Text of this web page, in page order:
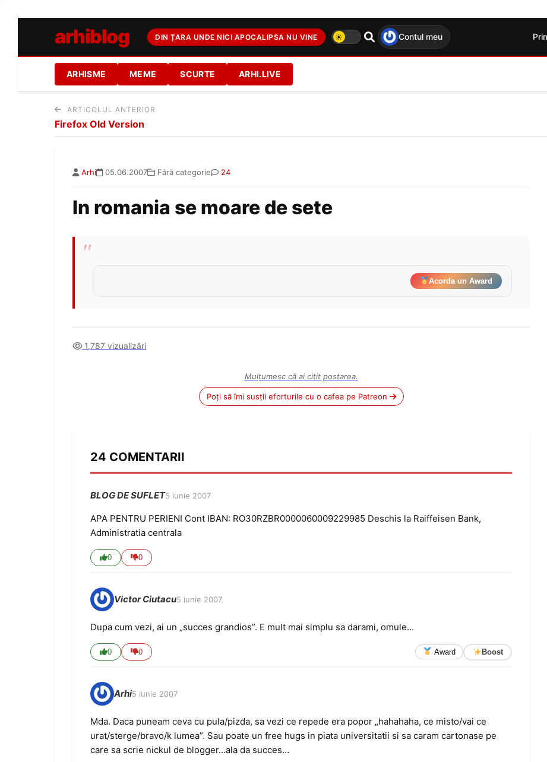
arhiblog DIN ȚARA UNDE NICI APOCALIPSA NU VINE Contul meu
ARHISME MEME SCURTE ARHI.LIVE
ARTICOLUL ANTERIOR
Firefox Old Version
Arhi 05.06.2007 Fără categorie 24
In romania se moare de sete
Acorda un Award
1,787 vizualizări
Mulțumesc că ai citit postarea.
Poți să îmi susții eforturile cu o cafea pe Patreon
24 COMENTARII
BLOG DE SUFLET5 iunie 2007
APA PENTRU PERIENI Cont IBAN: RO30RZBR0000060009229985 Deschis la Raiffeisen Bank,
Administratia centrala
0 0
Victor Ciutacu5 iunie 2007
Dupa cum vezi, ai un „succes grandios”. E mult mai simplu sa darami, omule…
0 0 Award Boost
Arhi5 iunie 2007
Mda. Daca puneam ceva cu pula/pizda, sa vezi ce repede era popor „hahahaha, ce misto/vai ce
urat/sterge/bravo/k lumea”. Sau poate un free hugs in piata universitatii si sa caram cartonase pe
care sa scrie nickul de blogger…ala da succes…